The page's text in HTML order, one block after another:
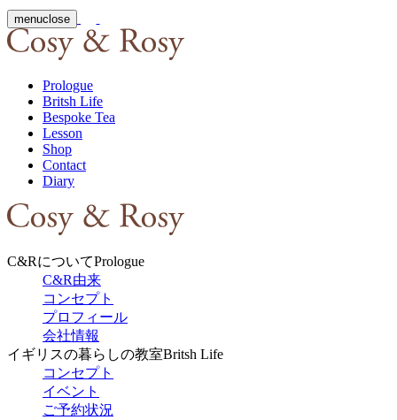
menuclose
Prologue
Britsh Life
Bespoke Tea
Lesson
Shop
Contact
Diary
C&RについてPrologue
C&R由来
コンセプト
プロフィール
会社情報
イギリスの暮らしの教室Britsh Life
コンセプト
イベント
ご予約状況